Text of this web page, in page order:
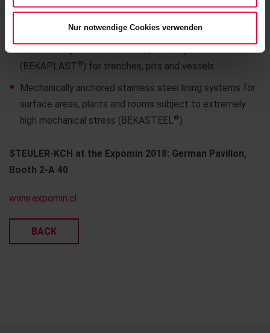
Nur notwendige Cookies verwenden
handling areas as well as collection basins.
Synthetic resin and water glass-based mortars
Mechanically anchored thermoplastic systems
(BEKAPLAST®) for trenches, pits and vessels
Mechanically anchored stainless steel lining systems for
surface areas, plants and rooms subject to extremely
high mechanical stress (BEKASTEEL ®)
STEULER-KCH at the Expomin 2018: German Pavillon,
Booth 2-A 40
www.expomin.cl
BACK